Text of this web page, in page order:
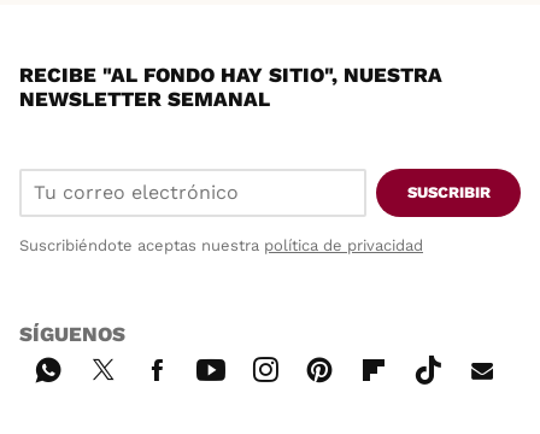
RECIBE "AL FONDO HAY SITIO", NUESTRA
NEWSLETTER SEMANAL
SUSCRIBIR
Suscribiéndote aceptas nuestra política de privacidad
SÍGUENOS